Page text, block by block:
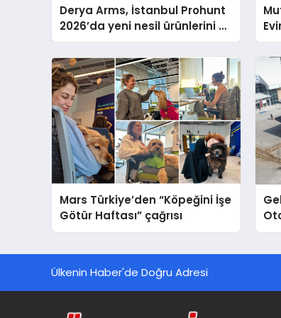
Derya Arms, İstanbul Prohunt
2026’da yeni nesil ürünlerini ve
global marka vizyonunu
sergiledi
Mars Türkiye’den “Köpeğini İşe
Götür Haftası” çağrısı
Ülkenin Haber'de Doğru Adresi